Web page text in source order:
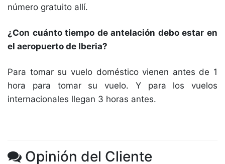
número gratuito allí.
¿Con cuánto tiempo de antelación debo estar en
el aeropuerto de Iberia?
Para tomar su vuelo doméstico vienen antes de 1
hora para tomar su vuelo. Y para los vuelos
internacionales llegan 3 horas antes.
Opinión del Cliente